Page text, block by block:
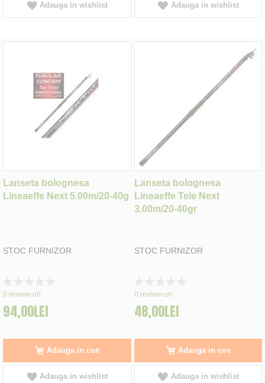
Adauga in wishlist Adauga in wishlist
Lanseta bolognesa
Lineaeffe Next 5.00m/20-40g
STOC FURNIZOR
0%
0 review-uri
94,00LEI
Adauga in cos
Adauga in wishlist
Lanseta bolognesa
Lineaeffe Tele Next
3.00m/20-40gr
STOC FURNIZOR
0%
0 review-uri
48,00LEI
Adauga in cos
Adauga in wishlist